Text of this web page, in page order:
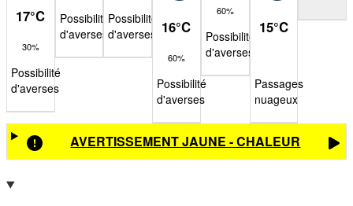
17°C
30%
Possibilité
d'averses
Possibilité
d'averses
Possibilité
d'averses
16°C
60%
Possibilité
d'averses
60%
Possibilité
d'averses
15°C
Passages
nuageux
AVERTISSEMENT JAUNE - CHALEUR